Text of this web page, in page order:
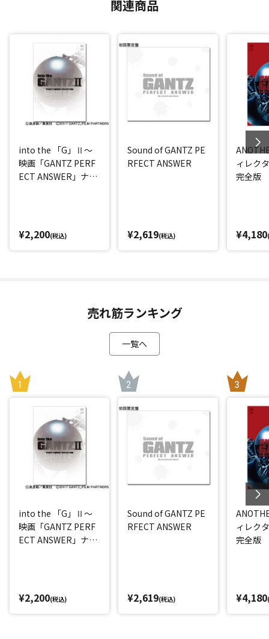
関連商品
into the 「G」Ⅱ～
映画「GANTZ PERF
ECT ANSWER」ナビ
¥2,200(税込)
Sound of GANTZ PE
RFECT ANSWER
¥2,619(税込)
ィレク
完全版
¥4,180
売れ筋ランキング
一覧へ
into the 「G」Ⅱ～
映画「GANTZ PERF
ECT ANSWER」ナビ
¥2,200(税込)
Sound of GANTZ PE
RFECT ANSWER
¥2,619(税込)
ィレク
完全版
¥4,180